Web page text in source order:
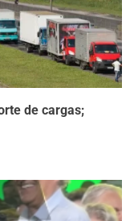
de cargas;